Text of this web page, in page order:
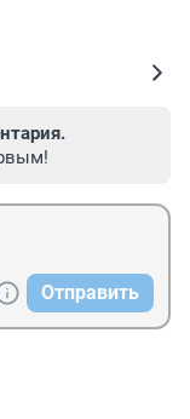
Отправить